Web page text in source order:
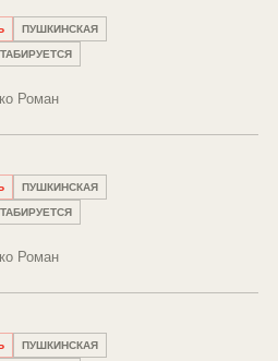
ПУШКИНСКАЯ
Роман
ПУШКИНСКАЯ
Роман
ПУШКИНСКАЯ